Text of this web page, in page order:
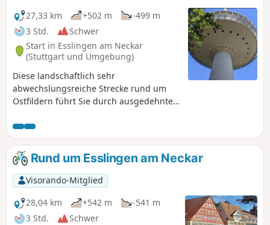
27,33 km
+502 m
-499 m
3 Std.
Schwer
Start in Esslingen am Neckar
(Stuttgart und Umgebung)
Diese landschaftlich sehr
abwechslungsreiche Strecke rund um
Ostfildern führt Sie durch ausgedehnte
Gemüseanbaugebiete. Die Strecke
wurde im Herbst mit dem Mountainbike
zurückgelegt. Nutzung der App
erforderlich_.
Rund um Esslingen am Neckar
Visorando-Mitglied
28,04 km
+542 m
-541 m
3 Std.
Schwer